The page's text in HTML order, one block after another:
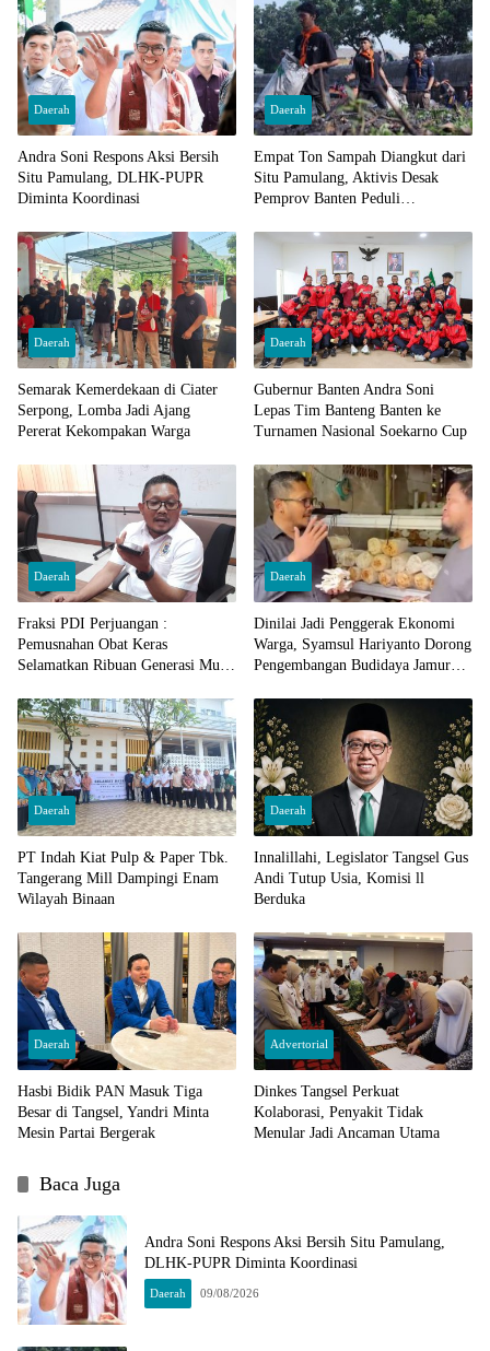
Daerah
Andra Soni Respons Aksi Bersih
Situ Pamulang, DLHK-PUPR
Diminta Koordinasi
Daerah
Empat Ton Sampah Diangkut dari
Situ Pamulang, Aktivis Desak
Pemprov Banten Peduli
Daerah
Semarak Kemerdekaan di Ciater
Serpong, Lomba Jadi Ajang
Pererat Kekompakan Warga
Daerah
Gubernur Banten Andra Soni
Lepas Tim Banteng Banten ke
Turnamen Nasional Soekarno Cup
Daerah
Fraksi PDI Perjuangan :
Pemusnahan Obat Keras
Selamatkan Ribuan Generasi Muda
Daerah
Dinilai Jadi Penggerak Ekonomi
Warga, Syamsul Hariyanto Dorong
Pengembangan Budidaya Jamur
Daerah
PT Indah Kiat Pulp & Paper Tbk.
Tangerang Mill Dampingi Enam
Wilayah Binaan
Daerah
Innalillahi, Legislator Tangsel Gus
Andi Tutup Usia, Komisi ll
Berduka
Daerah
Hasbi Bidik PAN Masuk Tiga
Besar di Tangsel, Yandri Minta
Mesin Partai Bergerak
Advertorial
Dinkes Tangsel Perkuat
Kolaborasi, Penyakit Tidak
Menular Jadi Ancaman Utama
Baca Juga
Andra Soni Respons Aksi Bersih Situ Pamulang,
DLHK-PUPR Diminta Koordinasi
Daerah 09/08/2026